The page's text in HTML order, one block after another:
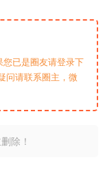
已是圈友请登录下
问请联系圈主，微
除！